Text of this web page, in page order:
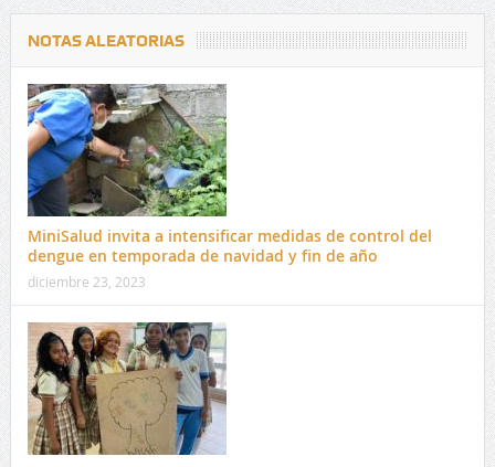
NOTAS ALEATORIAS
MiniSalud invita a intensificar medidas de control del
dengue en temporada de navidad y fin de año
diciembre 23, 2023